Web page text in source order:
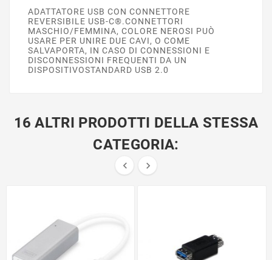
ADATTATORE USB CON CONNETTORE
REVERSIBILE USB-C®.CONNETTORI
MASCHIO/FEMMINA, COLORE NEROSI PUÒ
USARE PER UNIRE DUE CAVI, O COME
SALVAPORTA, IN CASO DI CONNESSIONI E
DISCONNESSIONI FREQUENTI DA UN
DISPOSITIVOSTANDARD USB 2.0
16 ALTRI PRODOTTI DELLA STESSA
CATEGORIA:
 